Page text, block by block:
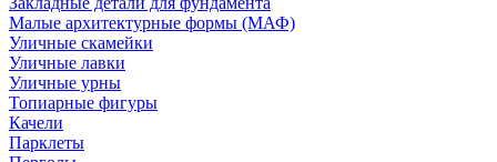
Малые архитектурные формы (МАФ)
Уличные скамейки
Уличные лавки
Уличные урны
Топиарные фигуры
Качели
Парклеты